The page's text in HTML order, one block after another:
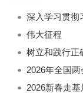
深入学习贯彻
伟大征程
树立和践行正
2026年全国
2026新春走基